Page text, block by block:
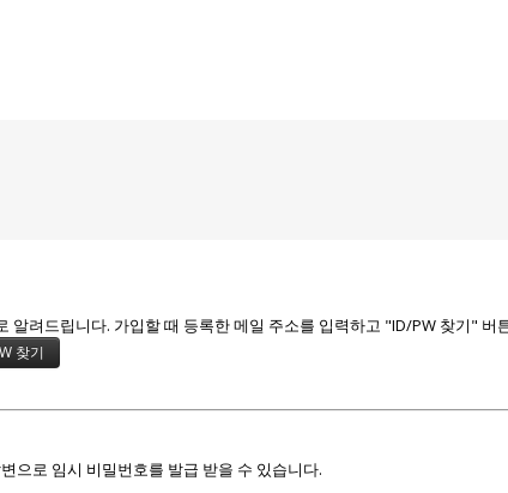
알려드립니다. 가입할 때 등록한 메일 주소를 입력하고 "ID/PW 찾기" 버
으로 임시 비밀번호를 발급 받을 수 있습니다.